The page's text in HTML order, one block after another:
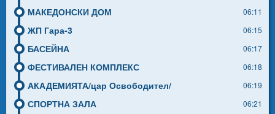
МАКЕДОНСКИ ДОМ 06:11
ЖП Гара-3 06:15
БАСЕЙНА 06:17
ФЕСТИВАЛЕН КОМПЛЕКС 06:18
АКАДЕМИЯТА/цар Освободител/ 06:19
СПОРТНА ЗАЛА 06:21